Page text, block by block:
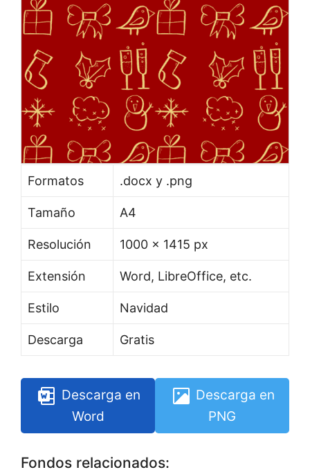
Formatos .docx y .png
Tamaño A4
Resolución 1000 x 1415 px
Extensión Word, LibreOffice, etc.
Estilo Navidad
Descarga Gratis
Descarga en
Word
Descarga en
PNG
Fondos relacionados: